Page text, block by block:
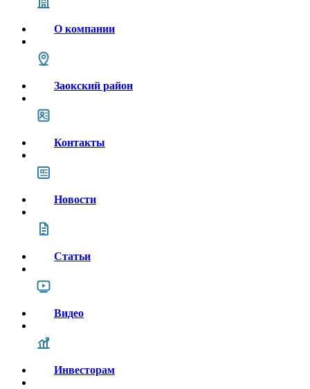
О компании
Заокский район
Контакты
Новости
Статьи
Видео
Инвесторам